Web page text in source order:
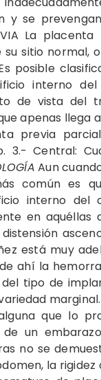
y se
La
sitio normal,
posible
interno del
de vista del
apenas llega
previa
3.- Central:
Aun
común es
interno del
en aquéllas
está muy
ahí la
tipo de
que lo
un
no se
la rigidez